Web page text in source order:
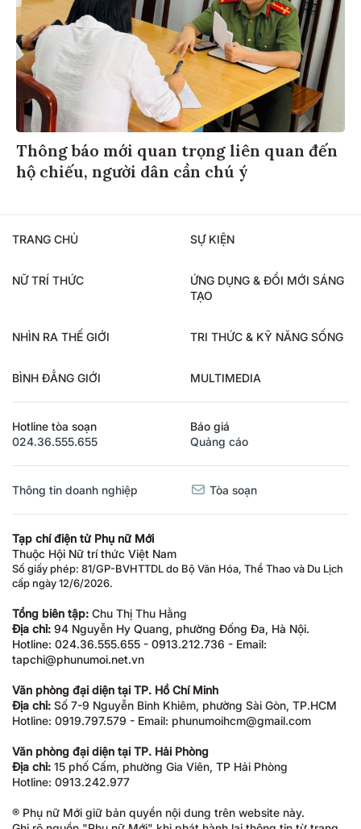
Thông báo mới quan trọng liên quan đến
hộ chiếu, người dân cần chú ý
TRANG CHỦ SỰ KIỆN
NỮ TRÍ THỨC
ỨNG DỤNG & ĐỔI MỚI SÁNG
TẠO
NHÌN RA THẾ GIỚI TRI THỨC & KỸ NĂNG SỐNG
BÌNH ĐẲNG GIỚI MULTIMEDIA
Hotline tòa soạn
024.36.555.655
Báo giá
Quảng cáo
Thông tin doanh nghiệp Tòa soạn
Tạp chí điện tử Phụ nữ Mới
Thuộc Hội Nữ trí thức Việt Nam
Số giấy phép: 81/GP-BVHTTDL do Bộ Văn Hóa, Thể Thao và Du Lịch
cấp ngày 12/6/2026.
Tổng biên tập: Chu Thị Thu Hằng
Địa chỉ: 94 Nguyễn Hy Quang, phường Đống Đa, Hà Nội.
Hotline: 024.36.555.655 - 0913.212.736 - Email:
tapchi@phunumoi.net.vn
Văn phòng đại diện tại TP. Hồ Chí Minh
Địa chỉ: Số 7-9 Nguyễn Bỉnh Khiêm, phường Sài Gòn, TP.HCM
Hotline: 0919.797.579 - Email: phunumoihcm@gmail.com
Văn phòng đại diện tại TP. Hải Phòng
Địa chỉ: 15 phố Cấm, phường Gia Viên, TP Hải Phòng
Hotline: 0913.242.977
® Phụ nữ Mới giữ bản quyền nội dung trên website này.